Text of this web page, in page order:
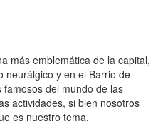
más emblemática de la capital,
neurálgico y en el Barrio de
del mundo de las
actividades, si bien nosotros
es nuestro tema.